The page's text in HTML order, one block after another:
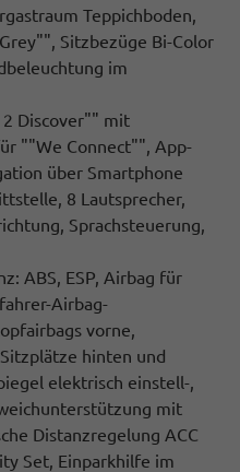
Teppichboden,
Sitzbezüge Bi-Color
im
Discover"" mit
""We Connect"", App-
über Smartphone
8 Lautsprecher,
Sprachsteuerung,
ABS, ESP, Airbag für
Airbag-
vorne,
hinten und
elektrisch einstell-,
mit
Distanzregelung ACC
Set, Einparkhilfe im